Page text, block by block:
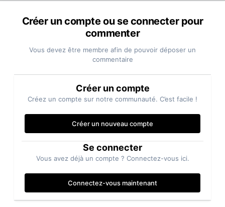
Créer un compte ou se connecter pour
commenter
Vous devez être membre afin de pouvoir déposer un
commentaire
Créer un compte
Créez un compte sur notre communauté. C’est facile !
Créer un nouveau compte
Se connecter
Vous avez déjà un compte ? Connectez-vous ici.
Connectez-vous maintenant